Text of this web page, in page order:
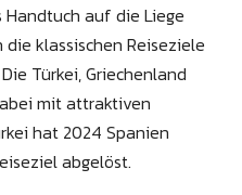
auf die Liege
klassischen Reiseziele
Türkei, Griechenland
mit attraktiven
hat 2024 Spanien
abgelöst.